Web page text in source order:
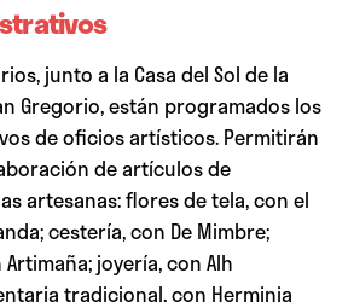
junto a la Casa del Sol de la
Gregorio, están programados los
de oficios artísticos. Permitirán
de artículos de
artesanas: flores de tela, con el
cestería, con De Mimbre;
joyería, con Alh
tradicional, con Herminia